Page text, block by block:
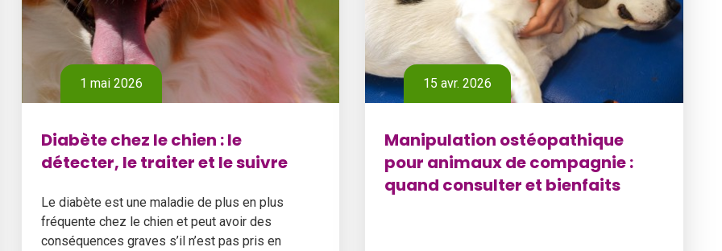
1 mai 2026
Diabète chez le chien : le
détecter, le traiter et le suivre
Le diabète est une maladie de plus en plus
fréquente chez le chien et peut avoir des
conséquences graves s’il n’est pas pris en
15 avr. 2026
Manipulation ostéopathique
pour animaux de compagnie :
quand consulter et bienfaits